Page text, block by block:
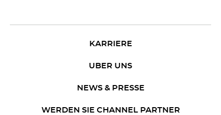
KARRIERE
UBER UNS
NEWS & PRESSE
WERDEN SIE CHANNEL PARTNER